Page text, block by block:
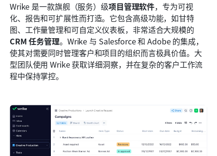
Wrike 是一款旗舰（服务）级项目管理软件，专为可视
化、报告和可扩展性而打造。它包含高级功能，如甘特
图、工作量管理和可自定义仪表板，非常适合大规模的
CRM 任务管理。Wrike 与 Salesforce 和 Adobe 的集成，
使其对需要同时管理客户和项目的组织而言极具价值。大
型团队使用 Wrike 获取详细洞察，并在复杂的客户工作流
程中保持掌控。